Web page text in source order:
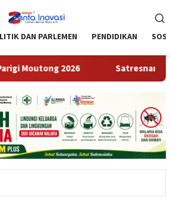
DAN PARLEMEN PENDIDIKAN
2026 Satresnarkoba Polres